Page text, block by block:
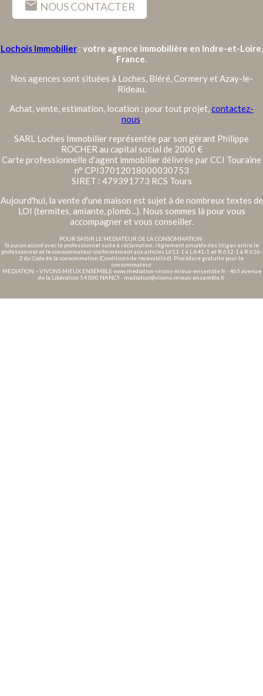
mail NOUS CONTACTER
Lochois Immobilier: votre agence immobilière en Indre-et-Loire,
France.
Nos agences sont situées à Loches, Bléré, Cormery et Azay-le-
Rideau.
Achat, vente, estimation, location : pour tout projet,contactez-
nous.
SARL Loches Immobilier représentée par son gérant Philippe
ROCHER au capital social de 2000 €
Carte professionnelle d'agent immobilier délivrée par CCI Touraine
n° CPI37012018000030753
SIRET : 479391773 RCS Tours
Aujourd'hui, la vente d'une maison est sujet à de nombreux textes de
LOI (termites, amiante, plomb...). Nous sommes là pour vous
accompagner et vous conseiller.
POUR SAISIR LE MEDIATEUR DE LA CONSOMMATION :
Si aucun accord avec le professionnel suite à réclamation, règlement amiable des litiges entre le
professionnel et le consommateur conformément aux articles L611-1 à L 641-1 et R 612-1 à R 616-
2 du Code de la consommation (Conditions de recevabilité). Procédure gratuite pour le
consommateur.
MEDIATION – VIVONS MIEUX ENSEMBLE www.mediation-vivons-mieux-ensemble.fr - 465 avenue
de la Libération 54 000 NANCY - mediation@vivons-mieux-ensemble.fr